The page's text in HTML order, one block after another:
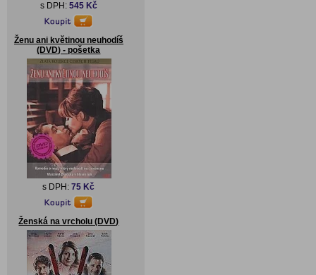
s DPH: 545 Kč
Ženu ani květinou neuhodíš
(DVD) - pošetka
s DPH:75 Kč
Ženská na vrcholu (DVD)